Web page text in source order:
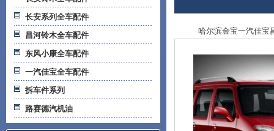
长安系列全车配件
昌河铃木全车配件
东风小康全车配件
一汽佳宝全车配件
拆车件系列
路赛德汽机油
哈尔滨金宝一汽佳宝